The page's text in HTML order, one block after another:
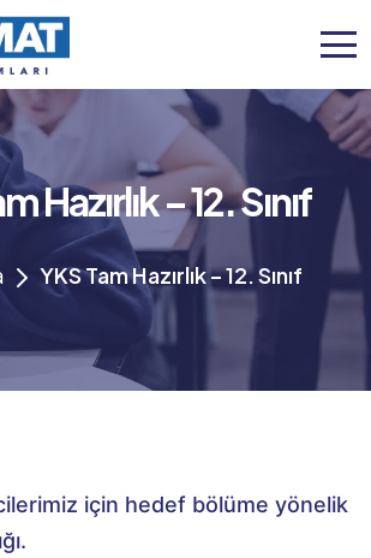
Hazırlık – 12. Sınıf
YKS Tam Hazırlık – 12. Sınıf
için hedef bölüme yönelik